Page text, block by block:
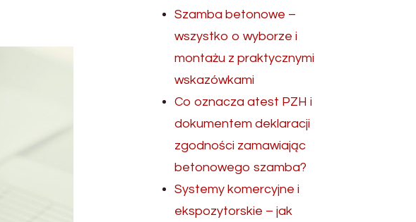
Szamba betonowe –
wszystko o wyborze i
montażu z praktycznymi
wskazówkami
Co oznacza atest PZH i
dokumentem deklaracji
zgodności zamawiając
betonowego szamba?
Systemy komercyjne i
ekspozytorskie – jak